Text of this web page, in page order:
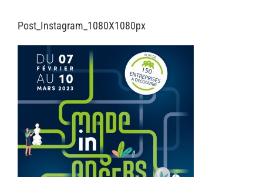
Post_Instagram_1080X1080px